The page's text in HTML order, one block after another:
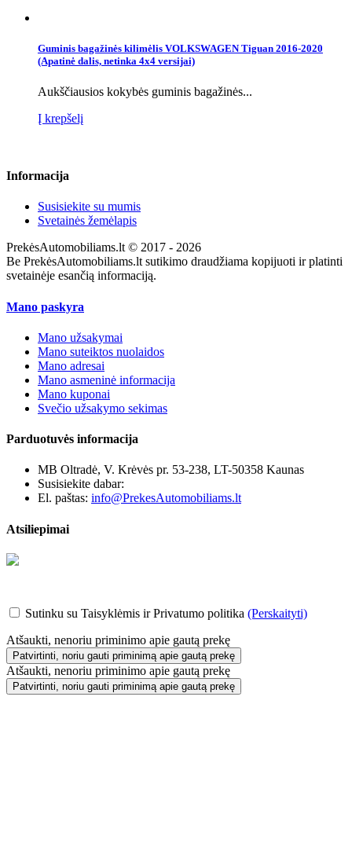
Guminis bagažinės kilimėlis VOLKSWAGEN Tiguan 2016-2020
(Apatinė dalis, netinka 4x4 versijai)
Aukščiausios kokybės guminis bagažinės...
Į krepšelį
Informacija
Susisiekite su mumis
Svetainės žemėlapis
PrekėsAutomobiliams.lt © 2017 - 2026
Be PrekėsAutomobiliams.lt sutikimo draudžiama kopijuoti ir platinti
svetainėje esančią informaciją.
Mano paskyra
Mano užsakymai
Mano suteiktos nuolaidos
Mano adresai
Mano asmeninė informacija
Mano kuponai
Svečio užsakymo sekimas
Parduotuvės informacija
MB Oltradė, V. Krėvės pr. 53-238, LT-50358 Kaunas
Susisiekite dabar:
El. paštas: info@PrekesAutomobiliams.lt
Atsiliepimai
Sutinku su Taisyklėmis ir Privatumo politika (Perskaityti)
Atšaukti, nenoriu priminimo apie gautą prekę
Patvirtinti, noriu gauti priminimą apie gautą prekę
Atšaukti, nenoriu priminimo apie gautą prekę
Patvirtinti, noriu gauti priminimą apie gautą prekę